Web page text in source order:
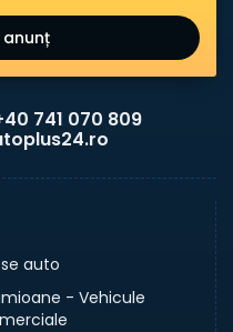
anunț
741 070 809
auto
- Vehicule